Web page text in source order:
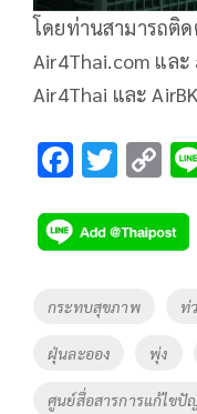
โดยท่านสามารถติ
Air4Thai.com แล
Air4Thai และ
F
e
b
o
k
T
tt
er
C
p
y
Li
k
Tags
กระทบสุขภาพ ท่
ฝุ่นละออง พุ่ง
ศูนย์สื่อสารการแก้ไข